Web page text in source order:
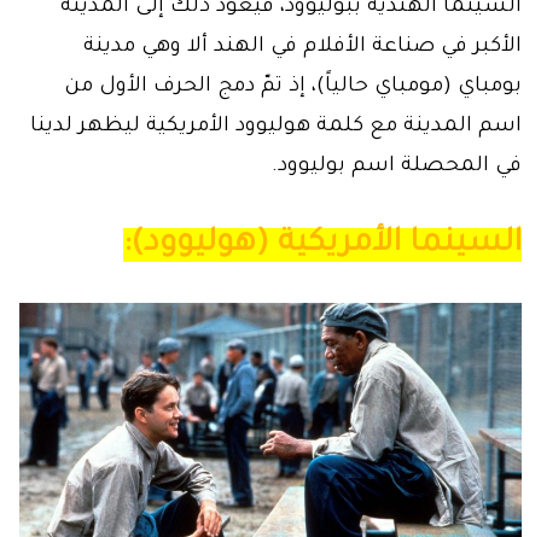
السينما الهندية ببوليوود، فيعود ذلك إلى المدينة
الأكبر في صناعة الأفلام في الهند ألا وهي مدينة
بومباي (مومباي حالياً)، إذ تمّ دمج الحرف الأول من
اسم المدينة مع كلمة هوليوود الأمريكية ليظهر لدينا
في المحصلة اسم بوليوود.
السينما الأمريكية (هوليوود):